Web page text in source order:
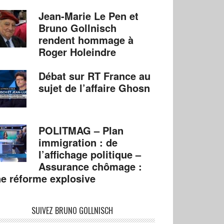
Jean-Marie Le Pen et
Bruno Gollnisch
rendent hommage à
Roger Holeindre
Débat sur RT France au
sujet de l’affaire Ghosn
POLITMAG – Plan
immigration : de
l’affichage politique –
Assurance chômage :
réforme explosive
SUIVEZ BRUNO GOLLNISCH